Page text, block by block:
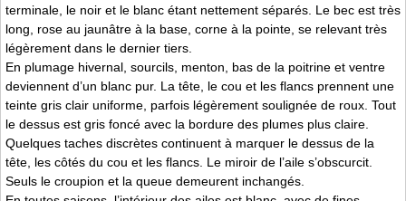
terminale, le noir et le blanc étant nettement séparés. Le bec est très
long, rose au jaunâtre à la base, corne à la pointe, se relevant très
légèrement dans le dernier tiers.
En plumage hivernal, sourcils, menton, bas de la poitrine et ventre
deviennent d’un blanc pur. La tête, le cou et les flancs prennent une
teinte gris clair uniforme, parfois légèrement soulignée de roux. Tout
le dessus est gris foncé avec la bordure des plumes plus claire.
Quelques taches discrètes continuent à marquer le dessus de la
tête, les côtés du cou et les flancs. Le miroir de l’aile s’obscurcit.
Seuls le croupion et la queue demeurent inchangés.